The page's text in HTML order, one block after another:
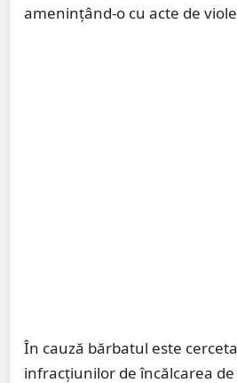
amenințând-o cu acte de
În cauză bărbatul este
infracțiunilor de încălcarea